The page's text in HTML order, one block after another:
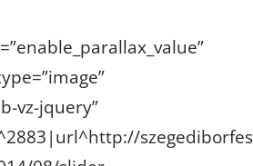
vz-jquery”